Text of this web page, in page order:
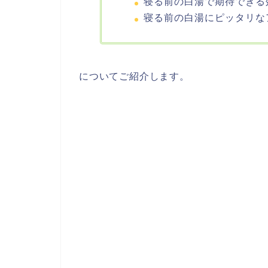
寝る前の白湯にピッタリな
についてご紹介します。